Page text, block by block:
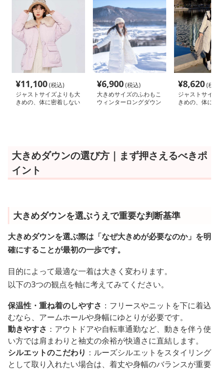
¥11,100(税込)
ジャストサイズよりも大
きめの、体に密着しない
¥6,900(税込)
大きめサイズのふわもこ
ウィンターロングダウン
¥8,620(税
ジャストサイ
きめの、体に
大きめダウンの選び方｜まず押さえるべきポ
イント
大きめダウンを選ぶうえで重要な判断基準
大きめダウンを選ぶ際は「なぜ大きめが必要なのか」を明
確にすることが最初の一歩です。
目的によって最適な一着は大きく変わります。
以下の3つの観点を軸に考えてみてください。
保温性・重ね着のしやすさ ：フリースやニットを下に着込
むなら、アームホールや身幅にゆとりが必要です。
動きやすさ ：アウトドアや自転車通勤など、動きを伴う使
い方では肩まわりと袖丈の余裕が快適さに直結します。
シルエットのこだわり ：ルーズシルエットをスタイリング
として取り入れたい場合は、着丈や身幅のバランスが重要